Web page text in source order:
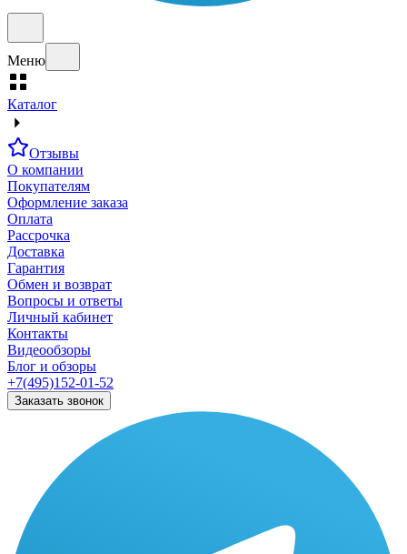
Меню
Каталог
Отзывы
О компании
Покупателям
Оформление заказа
Оплата
Рассрочка
Доставка
Гарантия
Обмен и возврат
Вопросы и ответы
Личный кабинет
Контакты
Видеообзоры
Блог и обзоры
+7(495)152-01-52
Заказать звонок